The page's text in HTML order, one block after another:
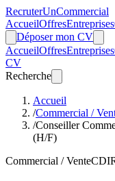
RecruterUnCommercial
AccueilOffresEntreprises
Déposer mon CV
AccueilOffresEntreprises
CV
Recherche
Accueil
/Commercial /
/Conseiller
(H/F)
Commercial / VenteCDI